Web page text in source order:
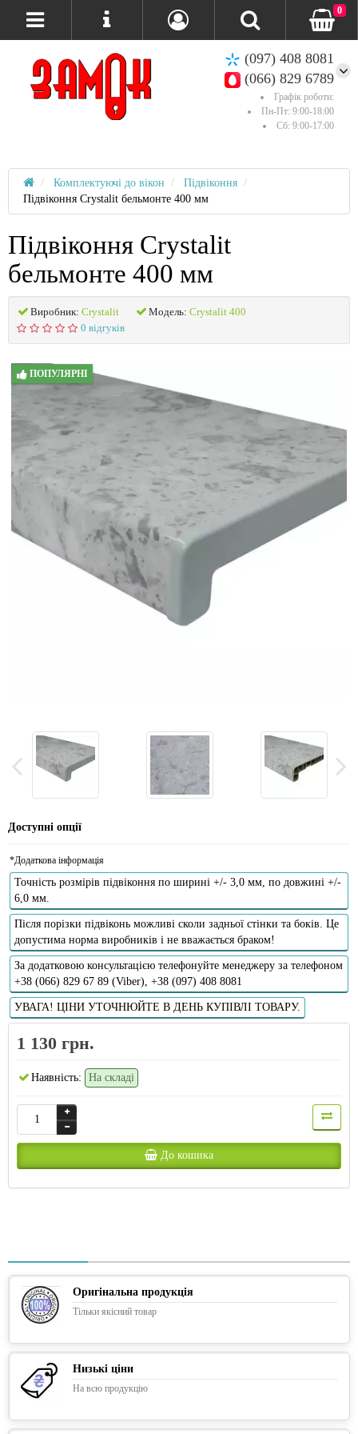
(097) 408 8081
(066) 829 6789
Графік роботи:
Пн-Пт: 9:00-18:00
Сб: 9:00-17:00
0
Комплектуючі до вікон
Підвіконня
Підвіконня Crystalit бельмонте 400 мм
Підвіконня Crystalit
бельмонте 400 мм
Виробник: Crystalit Модель: Crystalit 400
0 відгуків
ПОПУЛЯРНІ
Доступні опції
*Додаткова інформація
Точність розмірів підвіконня по ширині +/- 3,0 мм, по довжині +/-
6,0 мм.
Після порізки підвіконь можливі сколи задньої стінки та боків. Це
допустима норма виробників і не вважається браком!
За додатковою консультацією телефонуйте менеджеру за телефоном
+38 (066) 829 67 89 (Viber), +38 (097) 408 8081
УВАГА! ЦІНИ УТОЧНЮЙТЕ В ДЕНЬ КУПІВЛІ ТОВАРУ.
1 130 грн.
Наявність: На складі
До кошика
Оригінальна продукція
Тільки якісний товар
Низькі ціни
На всю продукцію